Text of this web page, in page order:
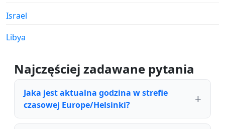
Israel
Libya
Najczęściej zadawane pytania
Jaka jest aktualna godzina w strefie
czasowej Europe/Helsinki?